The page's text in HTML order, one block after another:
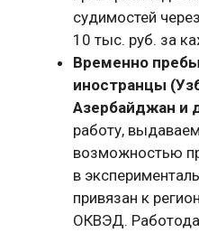
судимостей
10 тыс. руб. за
Временно
иностранцы
Азербайджан и
работу,
возможностью
в
привязан к
ОКВЭД.